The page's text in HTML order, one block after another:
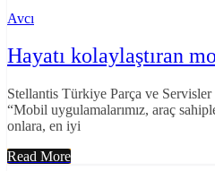
Avcı
Hayatı kolaylaştıran
Stellantis Türkiye Parça ve
“Mobil uygulamalarımız, araç
onlara, en iyi
Read More